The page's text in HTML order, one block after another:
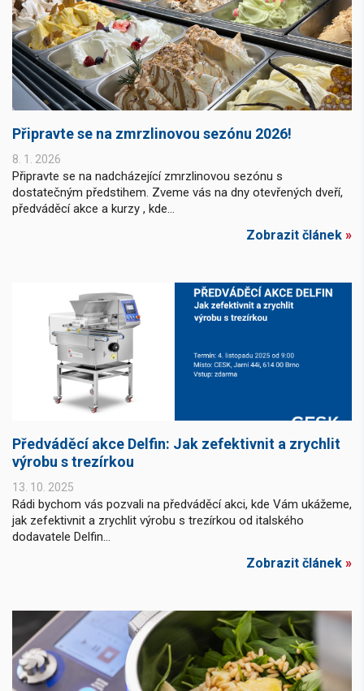
Připravte se na zmrzlinovou sezónu 2026!
8. 1. 2026
Připravte se na nadcházející zmrzlinovou sezónu s
dostatečným předstihem. Zveme vás na dny otevřených dveří,
předváděcí akce a kurzy , kde...
Zobrazit článek »
Předváděcí akce Delfin: Jak zefektivnit a zrychlit
výrobu s trezírkou
13. 10. 2025
Rádi bychom vás pozvali na předváděcí akci, kde Vám ukážeme,
jak zefektivnit a zrychlit výrobu s trezírkou od italského
dodavatele Delfin...
Zobrazit článek »